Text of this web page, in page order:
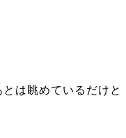
は眺めているだけと